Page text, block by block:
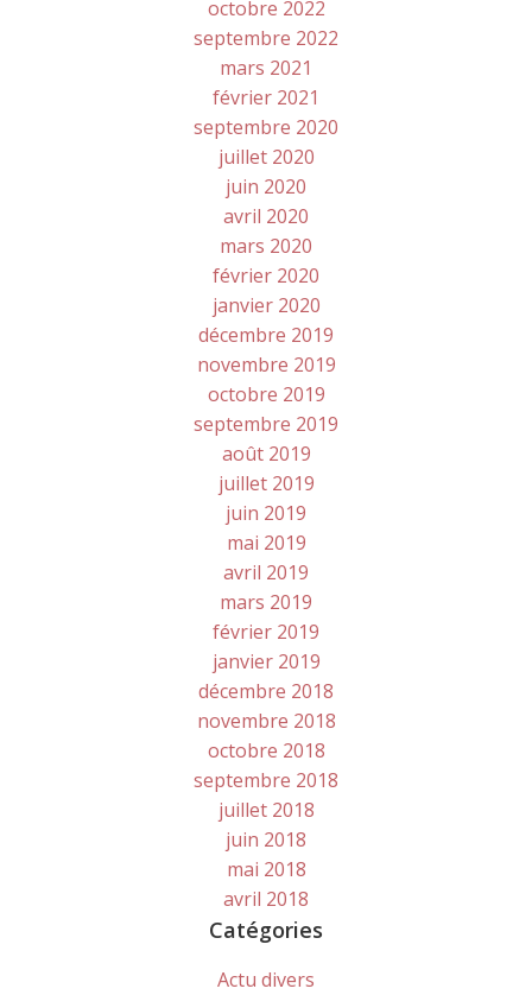
octobre 2022
septembre 2022
mars 2021
février 2021
septembre 2020
juillet 2020
juin 2020
avril 2020
mars 2020
février 2020
janvier 2020
décembre 2019
novembre 2019
octobre 2019
septembre 2019
août 2019
juillet 2019
juin 2019
mai 2019
avril 2019
mars 2019
février 2019
janvier 2019
décembre 2018
novembre 2018
octobre 2018
septembre 2018
juillet 2018
juin 2018
mai 2018
avril 2018
Catégories
Actu divers